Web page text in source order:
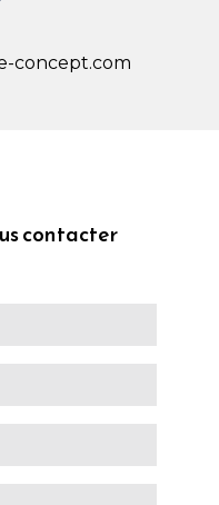
concept.com
contacter